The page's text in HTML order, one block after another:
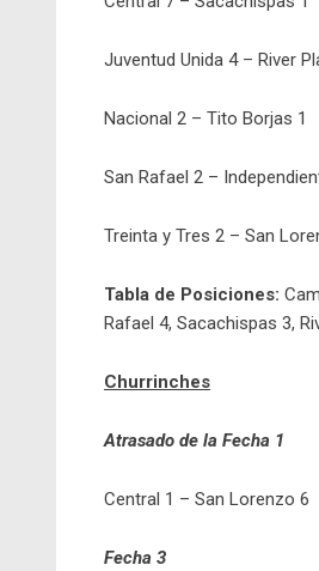
Juventud Unida 4 – River
Nacional 2 – Tito Borjas 1
San Rafael 2 –
Treinta y Tres 2 – San
Tabla de Posiciones:
Rafael 4, Sacachispas 3,
Churrinches
Atrasado de la Fecha 1
Central 1 – San Lorenzo 6
Fecha 3